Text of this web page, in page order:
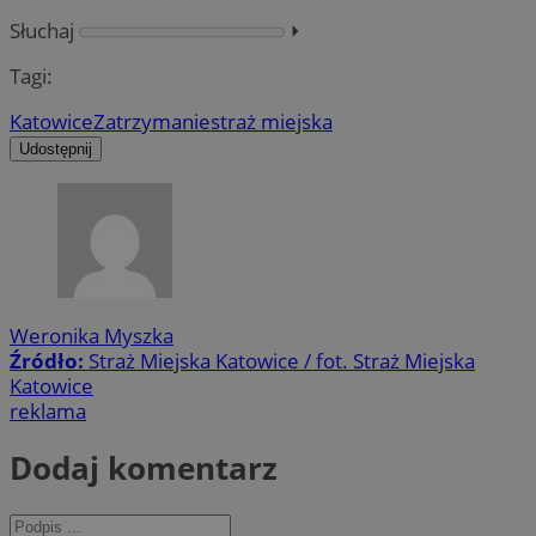
Słuchaj
⏵︎
Tagi:
KatowiceZatrzymaniestraż miejska
Udostępnij
Weronika Myszka
Źródło: Straż Miejska Katowice / fot. Straż Miejska
Katowice
reklama
Dodaj komentarz